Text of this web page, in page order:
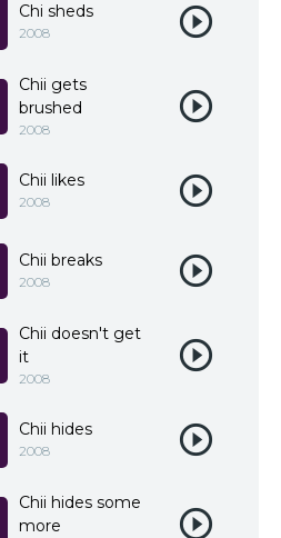
Chi sheds
2008
Chii gets
brushed
2008
Chii likes
2008
Chii breaks
2008
Chii doesn't get
it
2008
Chii hides
2008
Chii hides some
more